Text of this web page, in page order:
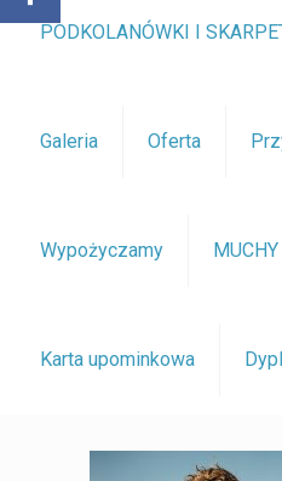
PODKOLANÓWKI I
Galeria Oferta
Wypożyczamy MUCHY
Karta upominkowa